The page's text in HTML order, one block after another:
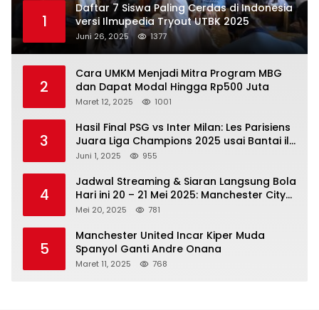
1
Daftar 7 Siswa Paling Cerdas di Indonesia
versi Ilmupedia Tryout UTBK 2025
Juni 26, 2025 1377
2
Cara UMKM Menjadi Mitra Program MBG
dan Dapat Modal Hingga Rp500 Juta
Maret 12, 2025 1001
3
Hasil Final PSG vs Inter Milan: Les Parisiens
Juara Liga Champions 2025 usai Bantai il
Nerazzurri
Juni 1, 2025 955
4
Jadwal Streaming & Siaran Langsung Bola
Hari ini 20 – 21 Mei 2025: Manchester City
vs Bournemouth
Mei 20, 2025 781
5
Manchester United Incar Kiper Muda
Spanyol Ganti Andre Onana
Maret 11, 2025 768